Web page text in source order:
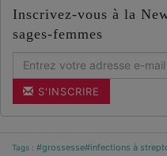
Inscrivez-vous à la
sages-femmes
S'INSCRIRE
Tags : #grossesse#infections à